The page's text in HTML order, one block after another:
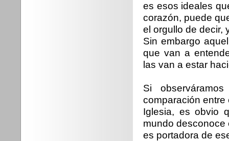
es esos ideales
corazón, puede
el orgullo de decir,
Sin embargo
que van a
las van a estar
Si
comparación entre
Iglesia, es obvio
mundo desconoce
es portadora de